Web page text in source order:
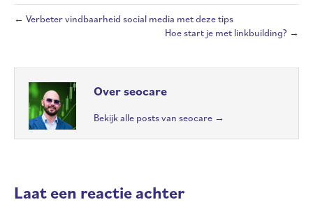
← Verbeter vindbaarheid social media met deze tips
Hoe start je met linkbuilding? →
Over seocare
Bekijk alle posts van seocare →
Laat een reactie achter